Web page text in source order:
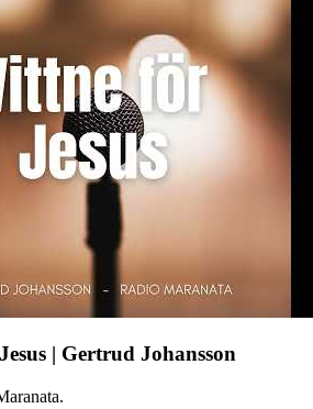
| Gertrud Johansson